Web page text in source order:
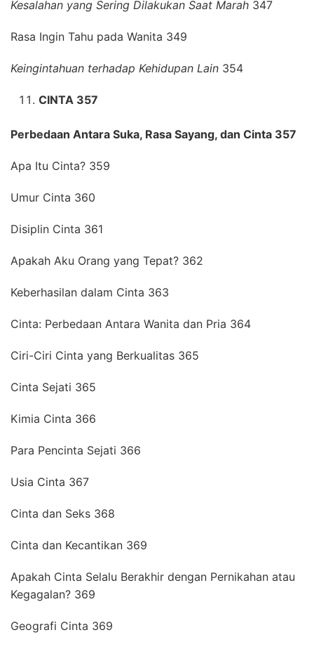
Kesalahan yang Sering Dilakukan Saat Marah 347
Rasa Ingin Tahu pada Wanita 349
Keingintahuan terhadap Kehidupan Lain 354
CINTA 357
Perbedaan Antara Suka, Rasa Sayang, dan Cinta 357
Apa Itu Cinta? 359
Umur Cinta 360
Disiplin Cinta 361
Apakah Aku Orang yang Tepat? 362
Keberhasilan dalam Cinta 363
Cinta: Perbedaan Antara Wanita dan Pria 364
Ciri-Ciri Cinta yang Berkualitas 365
Cinta Sejati 365
Kimia Cinta 366
Para Pencinta Sejati 366
Usia Cinta 367
Cinta dan Seks 368
Cinta dan Kecantikan 369
Apakah Cinta Selalu Berakhir dengan Pernikahan atau
Kegagalan? 369
Geografi Cinta 369